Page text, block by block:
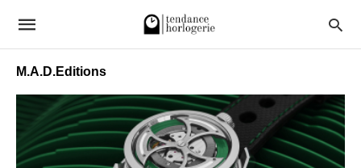
M.A.D.Editions